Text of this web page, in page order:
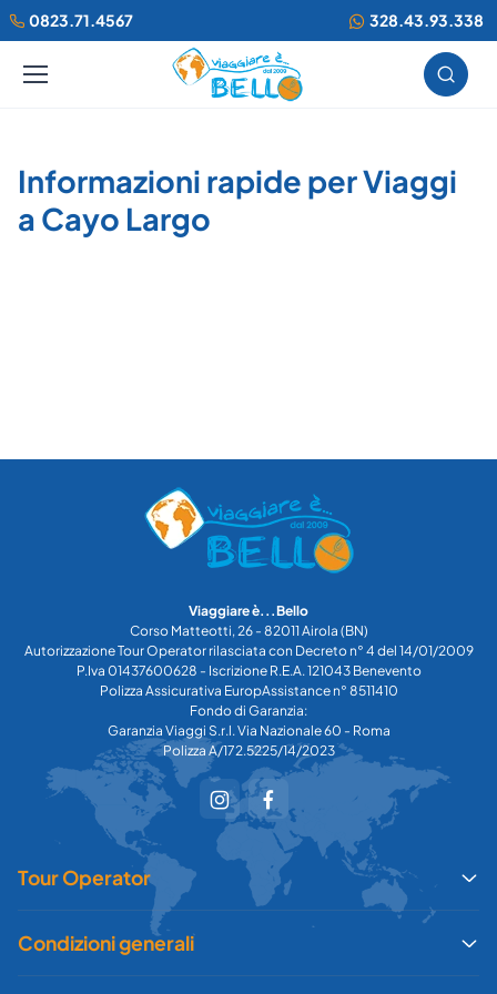
0823.71.4567 328.43.93.338
Informazioni rapide per Viaggi
a Cayo Largo
Viaggiare è...Bello
Corso Matteotti, 26 - 82011 Airola (BN)
Autorizzazione Tour Operator rilasciata con Decreto n° 4 del 14/01/2009
P.Iva 01437600628 - Iscrizione R.E.A. 121043 Benevento
Polizza Assicurativa EuropAssistance n° 8511410
Fondo di Garanzia:
Garanzia Viaggi S.r.l. Via Nazionale 60 - Roma
Polizza A/172.5225/14/2023
Tour Operator
Condizioni generali